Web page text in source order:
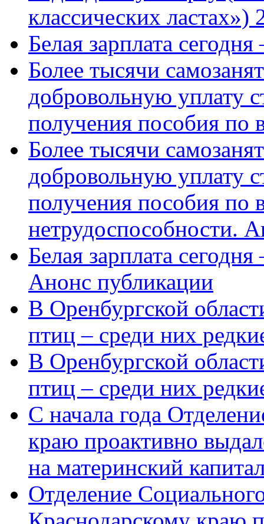
классических ластах»)
Белая зарплата
Более тысячи
добровольную уплату
получения пособия по
Более тысячи
добровольную уплату
получения пособия по
нетрудоспособности.
Белая зарплата
Анонс публикации
В Оренбургской
птиц – среди них
В Оренбургской
птиц – среди них
С начала года
краю проактивно
на материнский
Отделение